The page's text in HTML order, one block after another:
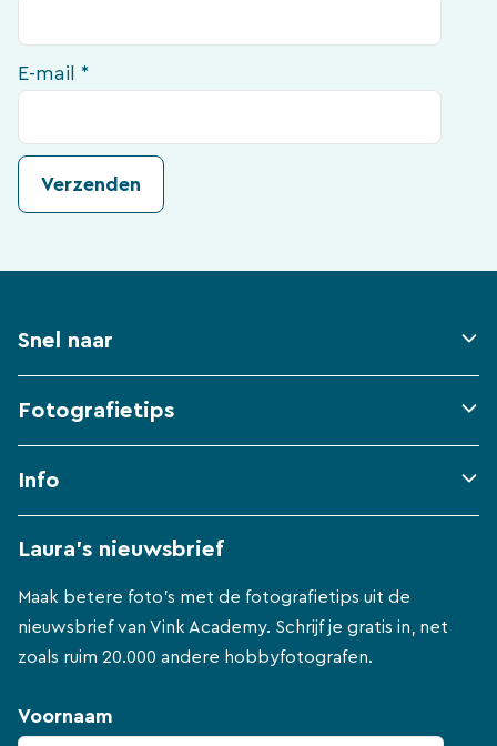
E-mail *
Snel naar
Fotografietips
Info
Laura's nieuwsbrief
Maak betere foto's met de fotografietips uit de
nieuwsbrief van Vink Academy. Schrijf je gratis in, net
zoals ruim 20.000 andere hobbyfotografen.
Voornaam